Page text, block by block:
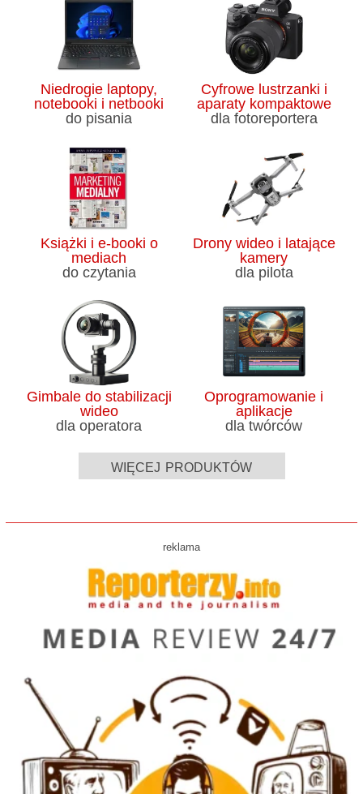
Niedrogie laptopy,
notebooki i netbooki
do pisania
Cyfrowe lustrzanki i
aparaty kompaktowe
dla fotoreportera
Książki i e-booki o
mediach
do czytania
Drony wideo i latające
kamery
dla pilota
Gimbale do stabilizacji
wideo
dla operatora
Oprogramowanie i
aplikacje
dla twórców
więcej produktów
reklama